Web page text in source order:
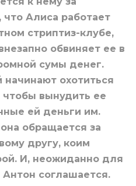
Алиса работает
стриптиз-клубе,
обвиняет ее в
сумы денег.
начинают охотиться
чтобы вынудить ее
ей деньги им.
обращается за
другу, коим
И, неожиданно для
соглашается.